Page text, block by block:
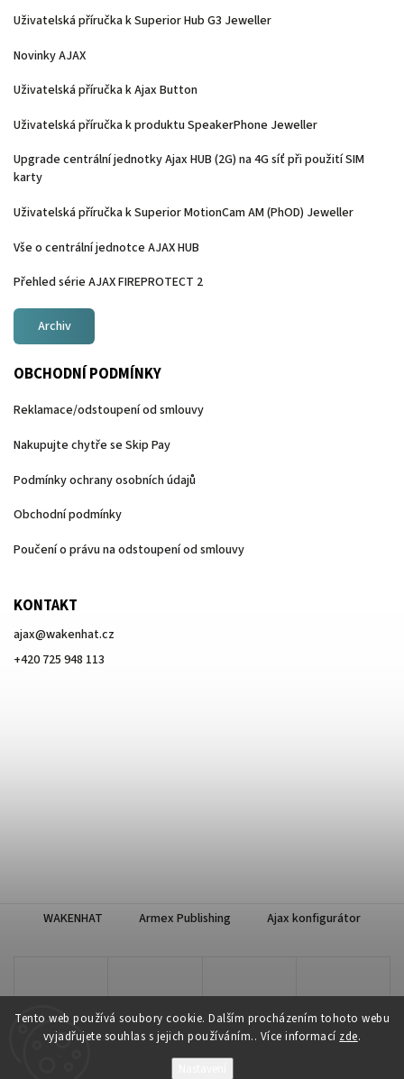
Tento web používá soubory cookie. Dalším procházením tohoto webu
vyjadřujete souhlas s jejich používáním.. Více informací zde.
Uživatelská příručka k Superior Hub G3 Jeweller
Novinky AJAX
Uživatelská příručka k Ajax Button
Uživatelská příručka k produktu SpeakerPhone Jeweller
Upgrade centrální jednotky Ajax HUB (2G) na 4G síť při použití SIM
karty
Uživatelská příručka k Superior MotionCam AM (PhOD) Jeweller
Vše o centrální jednotce AJAX HUB
Přehled série AJAX FIREPROTECT 2
Archiv
OBCHODNÍ PODMÍNKY
Reklamace/odstoupení od smlouvy
Nakupujte chytře se Skip Pay
Podmínky ochrany osobních údajů
Obchodní podmínky
Poučení o právu na odstoupení od smlouvy
KONTAKT
ajax@wakenhat.cz
+420 725 948 113
WAKENHAT Armex Publishing Ajax konfigurátor